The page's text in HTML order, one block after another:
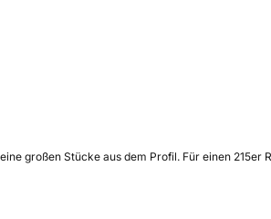
großen Stücke aus dem Profil. Für einen